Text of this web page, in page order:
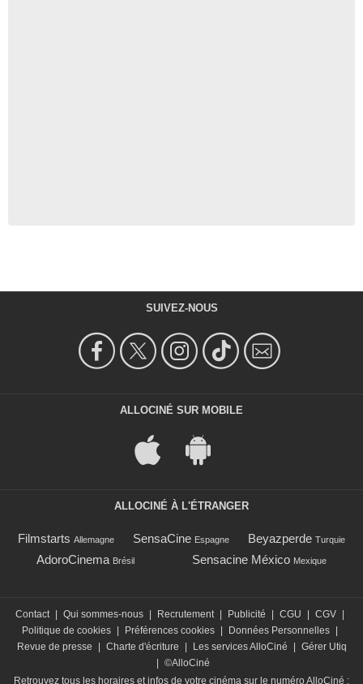
SUIVEZ-NOUS
ALLOCINÉ SUR MOBILE
ALLOCINÉ À L'ÉTRANGER
Filmstarts Allemagne SensaCine Espagne Beyazperde Turquie
AdoroCinema Brésil Sensacine México Mexique
Contact Qui sommes-nous Recrutement Publicité CGU CGV
Politique de cookies
Préférences cookies Données Personnelles
Revue de presse
Charte d'écriture Les services AlloCiné
Gérer Utiq
©AlloCiné
Retrouvez tous les horaires et infos de votre cinéma sur le numéro AlloCiné :